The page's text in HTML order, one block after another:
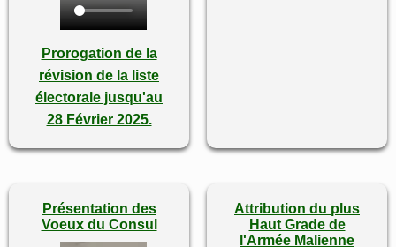
Prorogation de la
révision de la liste
électorale jusqu'au
28 Février 2025.
Présentation des
Voeux du Consul
Attribution du plus
Haut Grade de
l'Armée Malienne